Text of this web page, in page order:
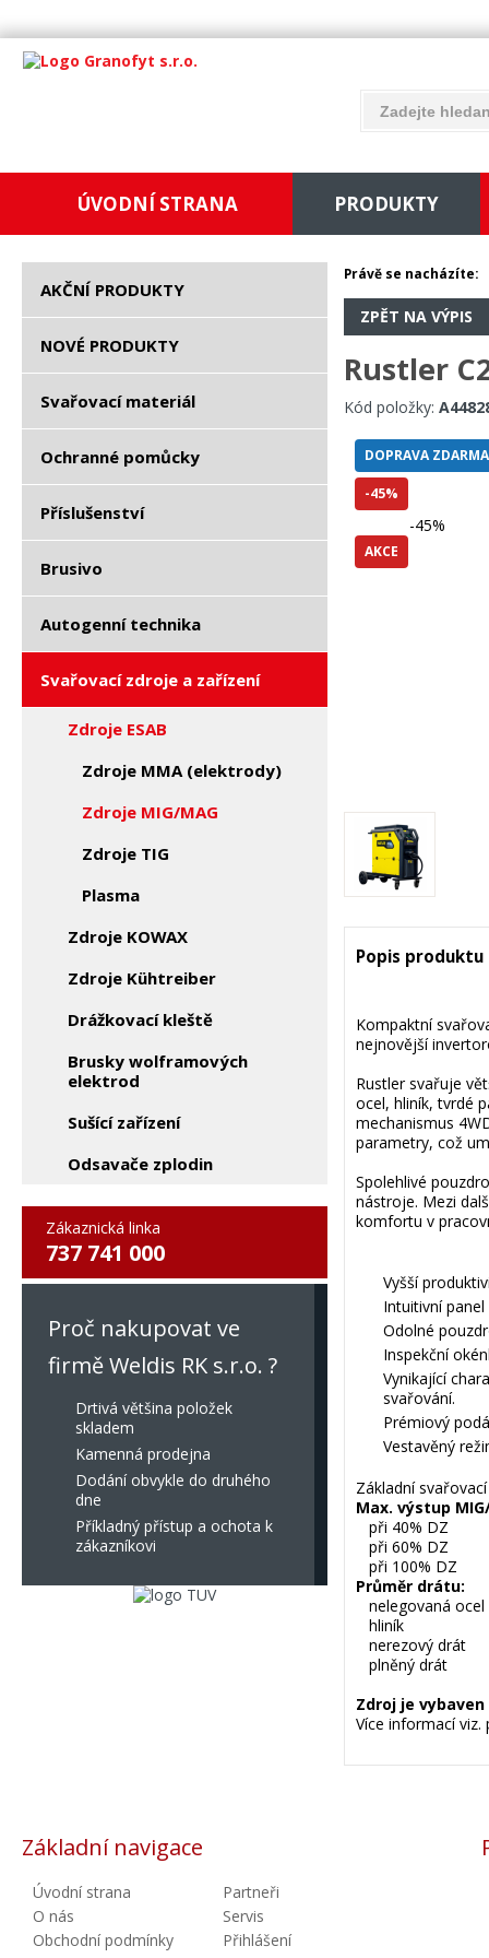
ÚVODNÍ STRANA PRODUKTY
AKČNÍ PRODUKTY
NOVÉ PRODUKTY
Svařovací materiál
Ochranné pomůcky
Příslušenství
Brusivo
Autogenní technika
Svařovací zdroje a zařízení
Zdroje ESAB
Zdroje MMA (elektrody)
Zdroje MIG/MAG
Zdroje TIG
Plasma
Zdroje KOWAX
Zdroje Kühtreiber
Drážkovací kleště
Brusky wolframových
elektrod
Sušící zařízení
Odsavače zplodin
Zákaznická linka
737 741 000
Proč nakupovat ve
firmě Weldis RK s.r.o. ?
Drtivá většina položek
skladem
Kamenná prodejna
Dodání obvykle do druhého
dne
Příkladný přístup a ochota k
zákazníkovi
Právě se nacházíte:
ZPĚT NA VÝPIS
Rustler
Kód položky:
DOPRAVA ZDARMA
-45%
-45%
AKCE
Popis produktu
Kompaktní
nejnovější
Rustler svařuje
ocel, hliník, tvrdé
mechanismus
parametry, což
Spolehlivé
nástroje. Mezi
komfortu v
Vyšší
Intuitivní
Odolné
Inspekční
Vynikající
svařování.
Prémiový
Vestavěný
Základní
Max. výstup
při 40%
při 60%
při 100%
Průměr drátu:
nelegovaná
hliník
nerezový
plněný
Zdroj je vybaven
Více informací
Základní navigace
Úvodní strana
O nás
Obchodní podmínky
Partneři
Servis
Přihlášení